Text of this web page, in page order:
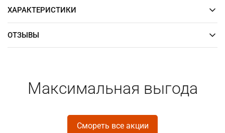
ХАРАКТЕРИСТИКИ
ОТЗЫВЫ
Максимальная выгода
Смореть все акции